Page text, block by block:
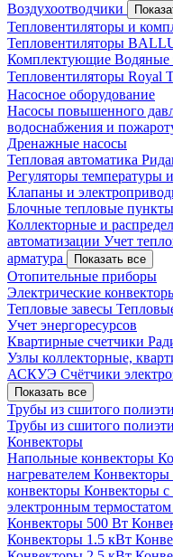
Воздухоотводчики
Тепловентиляторы и
Тепловентиляторы
Комплектующие Водяные
Тепловентиляторы Royal
Насосное оборудование
Насосы повышенного
водоснабжения и
Дренажные насосы
Тепловая автоматика
Регуляторы температуры
Клапаны и
Блочные тепловые пункты
Коллекторные и
автоматизации Учет
арматура
Показать все
Отопительные приборы
Электрические
Тепловые завесы
Учет энергоресурсов
Квартирные счетчики
Узлы коллекторные,
АСКУЭ Счётчики
Показать все
Трубы из сшитого
Трубы из сшитого
Конвекторы
Напольные конвекторы
нагревателем Конвекторы
конвекторы Конвекторы с
электронным термостатом
Конвекторы 500 Вт
Конвекторы 1.5 кВт